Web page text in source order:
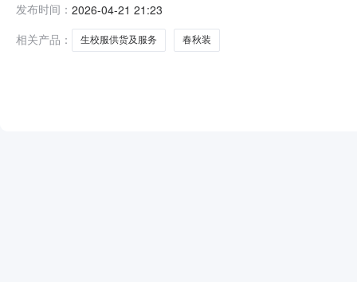
发布时间： 2026-04-21 21:23
相关产品：
生校服供货及服务 春秋装